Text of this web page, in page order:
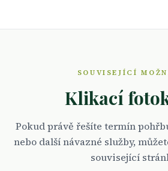
SOUVISEJÍCÍ
Klikací
Pokud právě řešíte termín
nebo další návazné služby,
související
Hřbitovy v kraji